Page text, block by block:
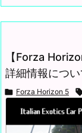
【Forza
詳細情報につい
 Forza Horizon 5